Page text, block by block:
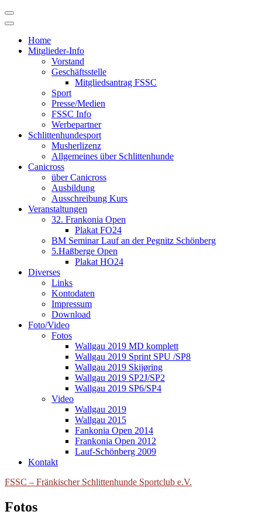
Skip
to
Home
Mitglieder-Info
Vorstand
Geschäftsstelle
Mitgliedsantrag FSSC
Sport
Presse/Medien
FSSC Info
Werbepartner
Schlittenhundesport
Musherlizenz
Allgemeines über Schlittenhunde
Canicross
über Canicross
Ausbildung
Ausschreibung Kurs
Veranstaltungen
32. Frankonia Open
Plakat FO24
BM Seminar Lauf an der Pegnitz Schönberg
5.Haßberge Open
Plakat HO24
Diverses
Links
Kontodaten
Impressum
Download
Foto/Video
Fotos
Wallgau 2019 MD komplett
Wallgau 2019 Sprint SPU /SP8
Wallgau 2019 Skijøring
Wallgau 2019 SP2J/SP2
Wallgau 2019 SP6/SP4
Video
Wallgau 2019
Wallgau 2015
Fankonia Open 2014
Frankonia Open 2012
Lauf-Schönberg 2009
Kontakt
FSSC – Fränkischer Schlittenhunde Sportclub e.V.
Fotos